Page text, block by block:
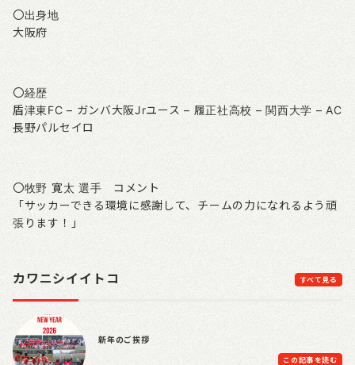
〇出身地
大阪府
〇経歴
盾津東FC – ガンバ大阪Jrユース – 履正社高校 – 関西大学 – AC
長野パルセイロ
〇牧野 寛太 選手 コメント
「サッカーできる環境に感謝して、チームの力になれるよう頑
張ります！」
カワニシイイトコ すべて見る
新年のご挨拶
この記事を読む